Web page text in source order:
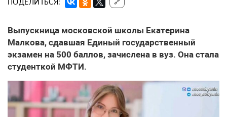
ПОДЕЛИТЬСЯ: 🔗
Выпускница московской школы Екатерина
Малкова, сдавшая Единый государственный
экзамен на 500 баллов, зачислена в вуз. Она стала
студенткой МФТИ.